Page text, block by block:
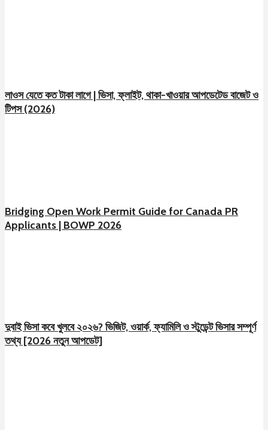
লাওস যেতে কত টাকা লাগে | ভিসা, ফ্লাইট, থাকা-খাওয়ার আপডেটেড বাজেট ও
টিপস (2026)
Bridging Open Work Permit Guide for Canada PR
Applicants | BOWP 2026
দুবাই ভিসা কবে খুলবে ২০২৬? ভিজিট, ওয়ার্ক, ফ্যামিলি ও স্টুডেন্ট ভিসার সম্পূর্ণ
তথ্য [2026 নতুন আপডেট]